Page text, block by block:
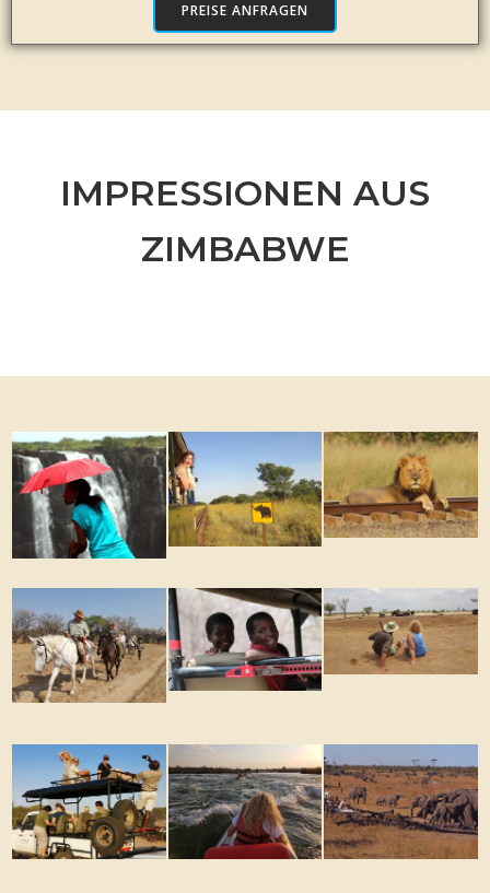
PREISE ANFRAGEN
IMPRESSIONEN AUS
ZIMBABWE